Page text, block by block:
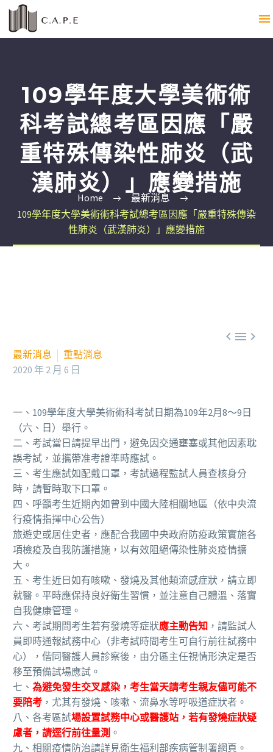
109學年度大學美術術
科考試總考區因應「嚴
重特殊傳染性肺炎（武
漢肺炎）」應變措施
Home
最新消息
109學年度大學美術術科考試總考區因應「嚴重特殊傳染
性肺炎（武漢肺炎）」應變措施

最新消息
重點消息
2020 年 2 月 6 日
一、109學年度大學美術術科考試日期為109年2月8～9日
（六、日）舉行。
二、考試當日請提早出門，避免因交通壅塞或其他因素耽
誤考試，並攜帶准考證準時應試。
三、考生應試如配戴口罩，考試過程監試人員查核身分
時，請暫時取下口罩。
四、呼籲考生近期內如曾到中國大陸相關地區（依中央流
行疫情指揮中心公告）
旅遊史或居住史者，應配合我國中央政府防疫政策實施各
項檢疫及自我防護措施，以有效阻絕傳染性肺炎疫情擴
大。
五、考生近日如有咳嗽、發燒及其他類流感症狀，請立即
就醫。平時應保持良好衛生習慣，並注意自己體溫、落實
自我健康管理。
六、考試期間考生若有發燒等症狀應主動告知 ，請監試人
員即時通報試務中心（非考試時間考生可自行前往試務中
心），偕同醫護人員診察後，由分區主任視情形決定是否
移至預備試場應試。
七、 為避免發生交叉感染，考生當天請考生親友儘可能不
要陪考 ，尤其有發燒、咳嗽、流鼻水等呼吸道症狀者。
八、各考區試場設置試務中心或醫護站，若有發燒症狀疑
慮者，請逕行前往量測 。
九、相關疫情防治請詳見衛生福利部疾病管制署網頁。